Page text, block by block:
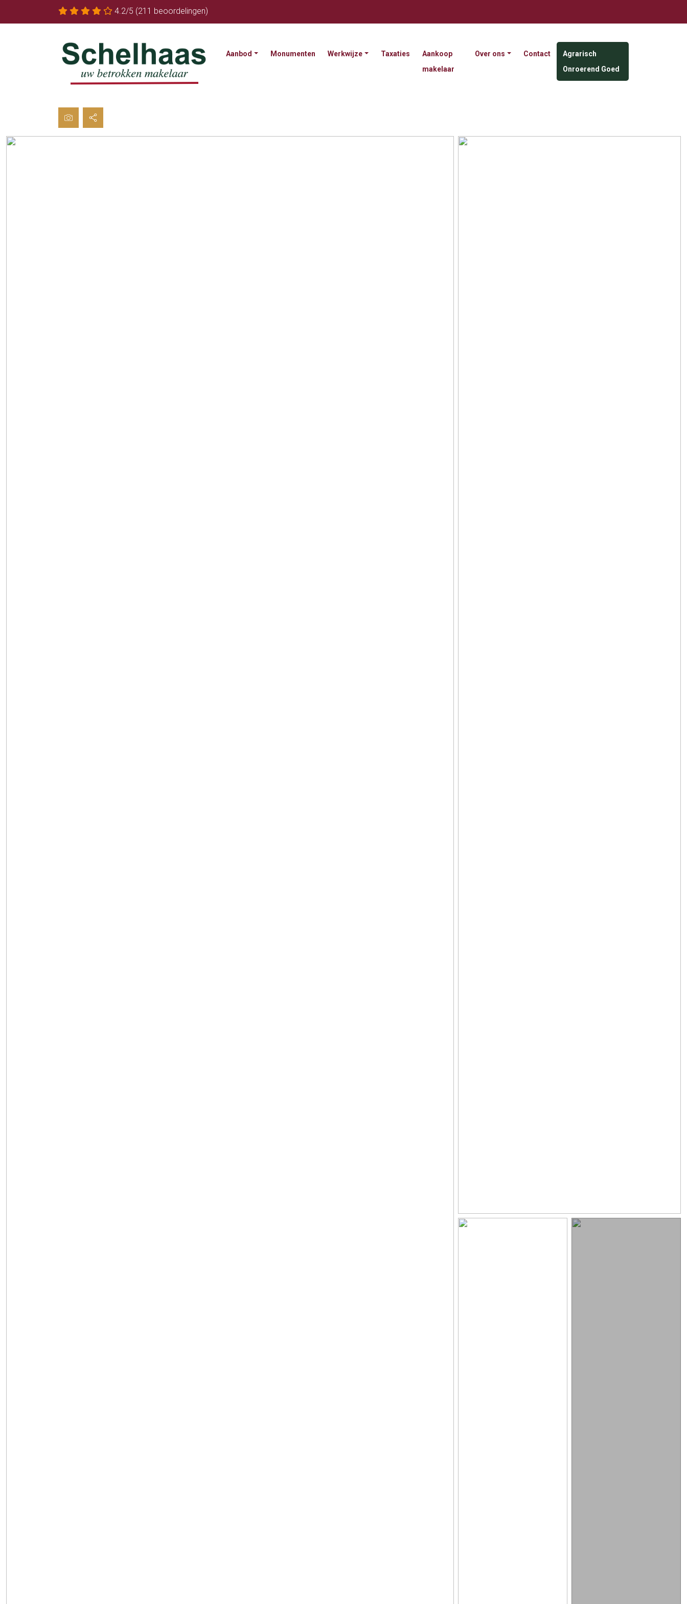
4.2/5 (211 beoordelingen)
Aanbod Monumenten Werkwijze Taxaties
Aankoop
makelaar
Over ons Contact
Agrarisch
Onroerend Goed